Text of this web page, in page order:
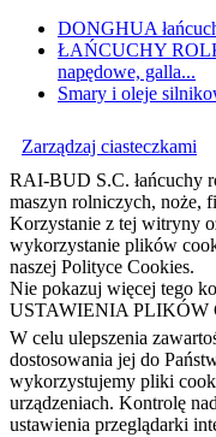
DONGHUA
ŁAŃCUCHY
napędowe, galla...
Smary i oleje
Zarządzaj ciasteczkami
RAI-BUD S.C. łańcuchy
maszyn rolniczych, noże,
Korzystanie z tej witryny
wykorzystanie plików
naszej Polityce Cookies.
Nie pokazuj więcej tego
USTAWIENIA PLIKÓW
W celu ulepszenia
dostosowania jej do
wykorzystujemy pliki
urządzeniach. Kontrolę
ustawienia przeglądarki